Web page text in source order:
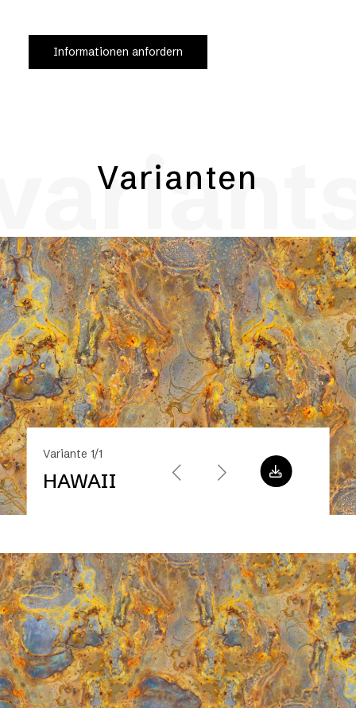
Informationen anfordern
Varianten
Variante 1/1
HAWAII